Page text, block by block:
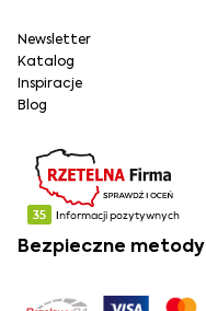
Newsletter
Katalog
Inspiracje
Blog
Bezpieczne